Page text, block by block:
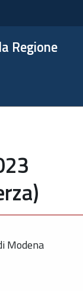
Regione
Modena